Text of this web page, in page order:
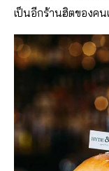
เป็นอีกร้านฮิตของค